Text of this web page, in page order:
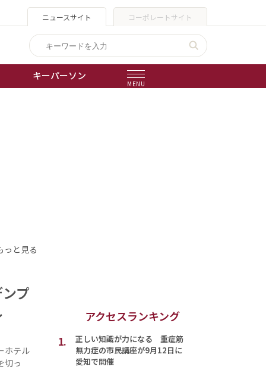
ニュースサイト コーポレートサイト
キーパーソン
MENU
っと見る
プ
ホテル
切っ
アクセスランキング
1.
正しい知識が力になる 重症筋
無力症の市民講座が9月12日に
愛知で開催